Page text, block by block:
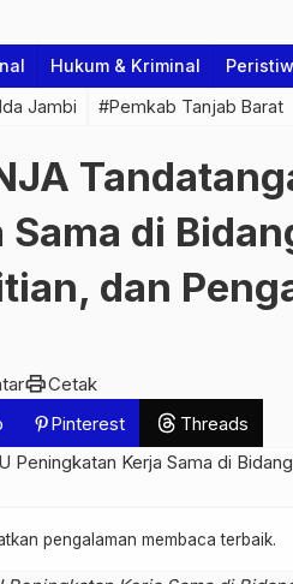
Hukum & Kriminal
Jambi #Pemkab Tanjab Barat
di
dan
printCetak
Pinterest Threads
pengalaman membaca terbaik.